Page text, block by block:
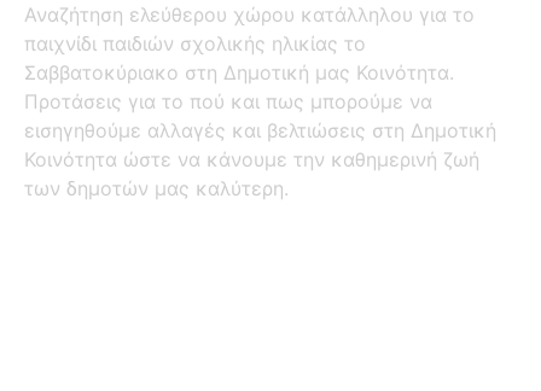
Αναζήτηση ελεύθερου χώρου κατάλληλου για το
παιχνίδι παιδιών σχολικής ηλικίας το
Σαββατοκύριακο στη Δημοτική μας Κοινότητα.
Προτάσεις για το πού και πως μπορούμε να
εισηγηθούμε αλλαγές και βελτιώσεις στη Δημοτική
Κοινότητα ώστε να κάνουμε την καθημερινή ζωή
των δημοτών μας καλύτερη.